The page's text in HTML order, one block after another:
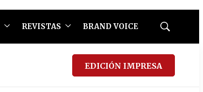
REVISTAS BRAND VOICE
Mostrar
EDICIÓN IMPRESA